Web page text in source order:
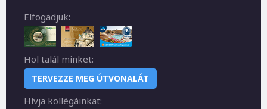
Elfogadjuk:
Hol talál minket:
TERVEZZE MEG ÚTVONALÁT
Hívja kollégáinkat: